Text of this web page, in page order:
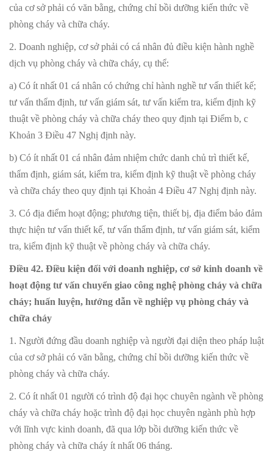
của cơ sở phải có văn bằng, chứng chỉ bồi dưỡng kiến thức về
phòng cháy và chữa cháy.
2. Doanh nghiệp, cơ sở phải có cá nhân đủ điều kiện hành nghề
dịch vụ phòng cháy và chữa cháy, cụ thể:
a) Có ít nhất 01 cá nhân có chứng chỉ hành nghề tư vấn thiết kế;
tư vấn thẩm định, tư vấn giám sát, tư vấn kiểm tra, kiểm định kỹ
thuật về phòng cháy và chữa cháy theo quy định tại Điểm b, c
Khoản 3 Điều 47 Nghị định này.
b) Có ít nhất 01 cá nhân đảm nhiệm chức danh chủ trì thiết kế,
thẩm định, giám sát, kiểm tra, kiểm định kỹ thuật về phòng cháy
và chữa cháy theo quy định tại Khoản 4 Điều 47 Nghị định này.
3. Có địa điểm hoạt động; phương tiện, thiết bị, địa điểm bảo đảm
thực hiện tư vấn thiết kế, tư vấn thẩm định, tư vấn giám sát, kiểm
tra, kiểm định kỹ thuật về phòng cháy và chữa cháy.
Điều 42. Điều kiện đối với doanh nghiệp, cơ sở kinh doanh về
hoạt động tư vấn chuyển giao công nghệ phòng cháy và chữa
cháy; huấn luyện, hướng dẫn về nghiệp vụ phòng cháy và
chữa cháy
1. Người đứng đầu doanh nghiệp và người đại diện theo pháp luật
của cơ sở phải có văn bằng, chứng chỉ bồi dưỡng kiến thức về
phòng cháy và chữa cháy.
2. Có ít nhất 01 người có trình độ đại học chuyên ngành về phòng
cháy và chữa cháy hoặc trình độ đại học chuyên ngành phù hợp
với lĩnh vực kinh doanh, đã qua lớp bồi dưỡng kiến thức về
phòng cháy và chữa cháy ít nhất 06 tháng.